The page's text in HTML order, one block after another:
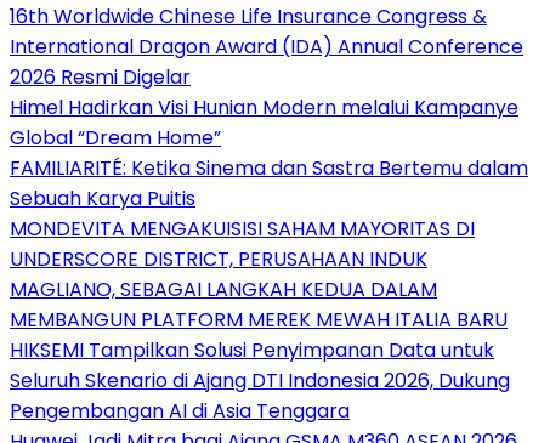
16th Worldwide Chinese Life Insurance Congress &
International Dragon Award (IDA) Annual Conference
2026 Resmi Digelar
Himel Hadirkan Visi Hunian Modern melalui Kampanye
Global “Dream Home”
FAMILIARITÉ: Ketika Sinema dan Sastra Bertemu dalam
Sebuah Karya Puitis
MONDEVITA MENGAKUISISI SAHAM MAYORITAS DI
UNDERSCORE DISTRICT, PERUSAHAAN INDUK
MAGLIANO, SEBAGAI LANGKAH KEDUA DALAM
MEMBANGUN PLATFORM MEREK MEWAH ITALIA BARU
HIKSEMI Tampilkan Solusi Penyimpanan Data untuk
Seluruh Skenario di Ajang DTI Indonesia 2026, Dukung
Pengembangan AI di Asia Tenggara